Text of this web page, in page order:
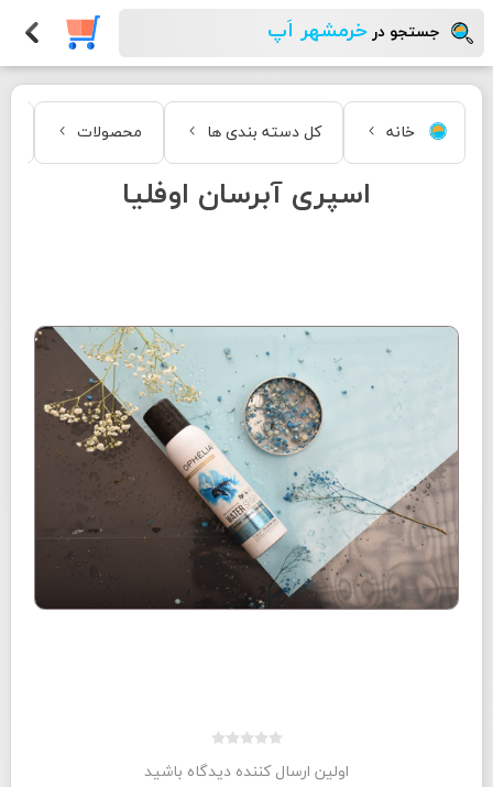
جستجو در خرمشهر اَپ
خانه کل دسته بندی ها محصولات
اسپری آبرسان اوفلیا
اولین ارسال کننده دیدگاه باشید